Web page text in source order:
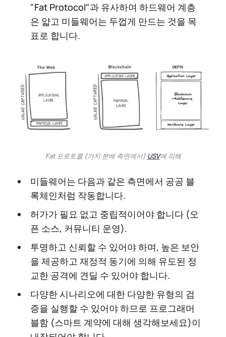
"Fat Protocol"과 유사하여 하드웨어 계층
은 얇고 미들웨어는 두껍게 만드는 것을 목
표로 합니다.
Fat 프로토콜 (가치 분배 측면에서) USV에 의해
미들웨어는 다음과 같은 측면에서 공공 블
록체인처럼 작동합니다.
허가가 필요 없고 중립적이어야 합니다 (오
픈 소스, 커뮤니티 운영).
투명하고 신뢰할 수 있어야 하며, 높은 보안
을 제공하고 재정적 동기에 의해 유도된 정
교한 공격에 견딜 수 있어야 합니다.
다양한 시나리오에 대한 다양한 유형의 검
증을 실행할 수 있어야 하므로 프로그래머
블함 (스마트 계약에 대해 생각해보세요)이